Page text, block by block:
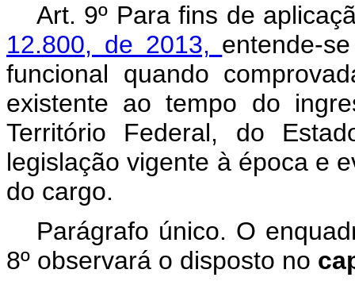
Art. 9º Para fins de
12.800, de 2013, entende-
funcional quando
existente ao tempo do
Território Federal, do
legislação vigente à época e
do cargo.
Parágrafo único. O
8º observará o disposto no